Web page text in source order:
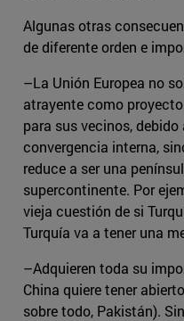
Algunas otras
de diferente orden e
–La Unión Europea no
atrayente como
para sus vecinos,
convergencia interna,
reduce a ser una
supercontinente. Por
vieja cuestión de si
Turquía va a tener una
–Adquieren toda su
China quiere tener
sobre todo, Pakistán).